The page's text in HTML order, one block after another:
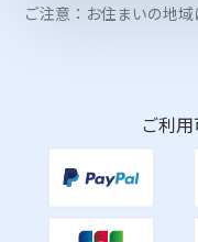
ご注意：お住まいの地
ご利